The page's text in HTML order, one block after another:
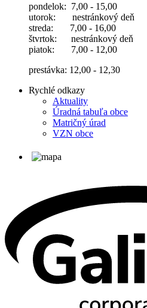
pondelok: 7,00 - 15,00
utorok: nestránkový deň
streda: 7,00 - 16,00
štvrtok: nestránkový deň
piatok: 7,00 - 12,00
prestávka: 12,00 - 12,30
Rychlé odkazy
Aktuality
Úradná tabuľa obce
Matričný úrad
VZN obce